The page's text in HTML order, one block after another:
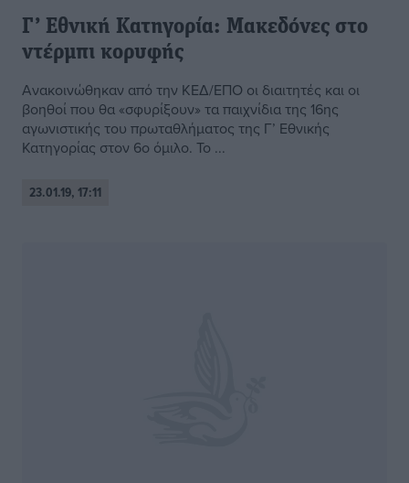
Γ’ Εθνική Κατηγορία: Μακεδόνες στο
ντέρμπι κορυφής
Ανακοινώθηκαν από την ΚΕΔ/ΕΠΟ οι διαιτητές και οι
βοηθοί που θα «σφυρίξουν» τα παιχνίδια της 16ης
αγωνιστικής του πρωταθλήματος της Γ’ Εθνικής
Κατηγορίας στον 6ο όμιλο. Το ...
23.01.19, 17:11